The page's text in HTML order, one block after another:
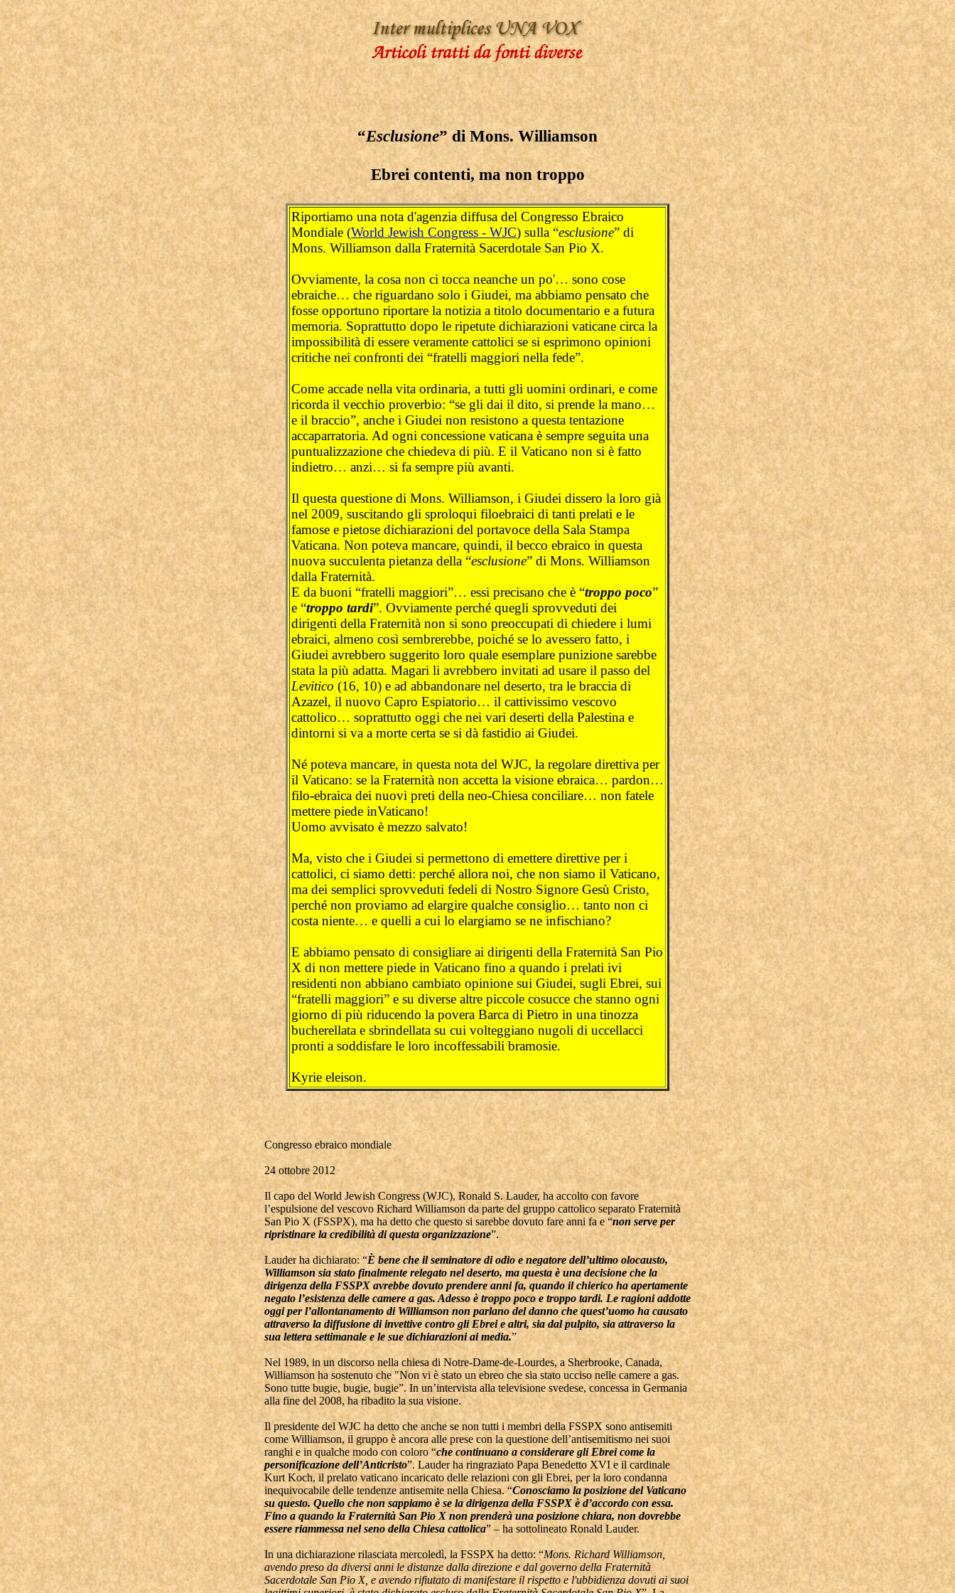
“Esclusione” di Mons. Williamson
Ebrei contenti, ma non troppo
Riportiamo una nota d'agenzia diffusa del Congresso Ebraico
Mondiale (World Jewish Congress - WJC) sulla “esclusione” di
Mons. Williamson dalla Fraternità Sacerdotale San Pio X.
Ovviamente, la cosa non ci tocca neanche un po'… sono cose
ebraiche… che riguardano solo i Giudei, ma abbiamo pensato che
fosse opportuno riportare la notizia a titolo documentario e a futura
memoria. Soprattutto dopo le ripetute dichiarazioni vaticane circa la
impossibilità di essere veramente cattolici se si esprimono opinioni
critiche nei confronti dei “fratelli maggiori nella fede”.
Come accade nella vita ordinaria, a tutti gli uomini ordinari, e come
ricorda il vecchio proverbio: “se gli dai il dito, si prende la mano…
e il braccio”, anche i Giudei non resistono a questa tentazione
accaparratoria. Ad ogni concessione vaticana è sempre seguita una
puntualizzazione che chiedeva di più. E il Vaticano non si è fatto
indietro… anzi… si fa sempre più avanti.
Il questa questione di Mons. Williamson, i Giudei dissero la loro già
nel 2009, suscitando gli sproloqui filoebraici di tanti prelati e le
famose e pietose dichiarazioni del portavoce della Sala Stampa
Vaticana. Non poteva mancare, quindi, il becco ebraico in questa
nuova succulenta pietanza della “esclusione” di Mons. Williamson
dalla Fraternità.
E da buoni “fratelli maggiori”… essi precisano che è “troppo poco”
e “troppo tardi”. Ovviamente perché quegli sprovveduti dei
dirigenti della Fraternità non si sono preoccupati di chiedere i lumi
ebraici, almeno così sembrerebbe, poiché se lo avessero fatto, i
Giudei avrebbero suggerito loro quale esemplare punizione sarebbe
stata la più adatta. Magari li avrebbero invitati ad usare il passo del
Levitico (16, 10) e ad abbandonare nel deserto, tra le braccia di
Azazel, il nuovo Capro Espiatorio… il cattivissimo vescovo
cattolico… soprattutto oggi che nei vari deserti della Palestina e
dintorni si va a morte certa se si dà fastidio ai Giudei.
Né poteva mancare, in questa nota del WJC, la regolare direttiva per
il Vaticano: se la Fraternità non accetta la visione ebraica… pardon…
filo-ebraica dei nuovi preti della neo-Chiesa conciliare… non fatele
mettere piede inVaticano!
Uomo avvisato è mezzo salvato!
Ma, visto che i Giudei si permettono di emettere direttive per i
cattolici, ci siamo detti: perché allora noi, che non siamo il Vaticano,
ma dei semplici sprovveduti fedeli di Nostro Signore Gesù Cristo,
perché non proviamo ad elargire qualche consiglio… tanto non ci
costa niente… e quelli a cui lo elargiamo se ne infischiano?
E abbiamo pensato di consigliare ai dirigenti della Fraternità San Pio
X di non mettere piede in Vaticano fino a quando i prelati ivi
residenti non abbiano cambiato opinione sui Giudei, sugli Ebrei, sui
“fratelli maggiori” e su diverse altre piccole cosucce che stanno ogni
giorno di più riducendo la povera Barca di Pietro in una tinozza
bucherellata e sbrindellata su cui volteggiano nugoli di uccellacci
pronti a soddisfare le loro incoffessabili bramosie.
Kyrie eleison.
Congresso ebraico mondiale
24 ottobre 2012
Il capo del World Jewish Congress (WJC), Ronald S. Lauder, ha accolto con favore
l’espulsione del vescovo Richard Williamson da parte del gruppo cattolico separato Fraternità
San Pio X (FSSPX), ma ha detto che questo si sarebbe dovuto fare anni fa e “non serve per
ripristinare la credibilità di questa organizzazione”.
Lauder ha dichiarato: “È bene che il seminatore di odio e negatore dell’ultimo olocausto,
Williamson sia stato finalmente relegato nel deserto, ma questa è una decisione che la
dirigenza della FSSPX avrebbe dovuto prendere anni fa, quando il chierico ha apertamente
negato l’esistenza delle camere a gas. Adesso è troppo poco e troppo tardi. Le ragioni addotte
oggi per l’allontanamento di Williamson non parlano del danno che quest’uomo ha causato
attraverso la diffusione di invettive contro gli Ebrei e altri, sia dal pulpito, sia attraverso la
sua lettera settimanale e le sue dichiarazioni ai media.”
Nel 1989, in un discorso nella chiesa di Notre-Dame-de-Lourdes, a Sherbrooke, Canada,
Williamson ha sostenuto che "Non vi è stato un ebreo che sia stato ucciso nelle camere a gas.
Sono tutte bugie, bugie, bugie”. In un’intervista alla televisione svedese, concessa in Germania
alla fine del 2008, ha ribadito la sua visione.
Il presidente del WJC ha detto che anche se non tutti i membri della FSSPX sono antisemiti
come Williamson, il gruppo è ancora alle prese con la questione dell’antisemitismo nei suoi
ranghi e in qualche modo con coloro “che continuano a considerare gli Ebrei come la
personificazione dell’Anticristo”. Lauder ha ringraziato Papa Benedetto XVI e il cardinale
Kurt Koch, il prelato vaticano incaricato delle relazioni con gli Ebrei, per la loro condanna
inequivocabile delle tendenze antisemite nella Chiesa. “Conosciamo la posizione del Vaticano
su questo. Quello che non sappiamo è se la dirigenza della FSSPX è d’accordo con essa.
Fino a quando la Fraternità San Pio X non prenderà una posizione chiara, non dovrebbe
essere riammessa nel seno della Chiesa cattolica” – ha sottolineato Ronald Lauder.
In una dichiarazione rilasciata mercoledì, la FSSPX ha detto: “Mons. Richard Williamson,
avendo preso da diversi anni le distanze dalla direzione e dal governo della Fraternità
Sacerdotale San Pio X, e avendo rifiutato di manifestare il rispetto e l'ubbidienza dovuti ai suoi